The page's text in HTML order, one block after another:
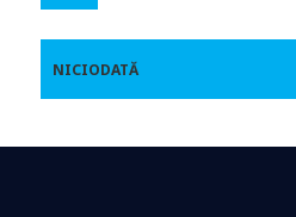
NICIODATĂ